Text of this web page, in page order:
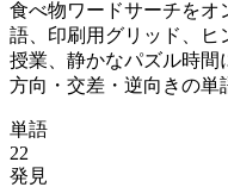
食べ物ワードサーチをオ
語、印刷用グリッド、ヒ
授業、静かなパズル時間
方向・交差・逆向きの単
単語
22
発見